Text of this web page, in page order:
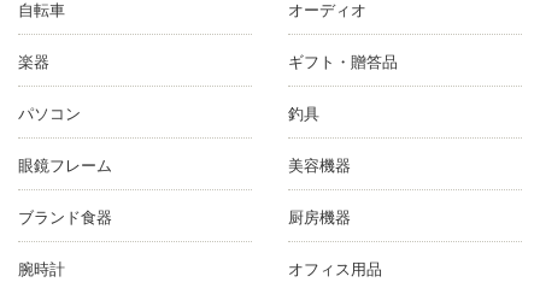
自転車
楽器
パソコン
眼鏡フレーム
ブランド食器
腕時計
オーディオ
ギフト・贈答品
釣具
美容機器
厨房機器
オフィス用品